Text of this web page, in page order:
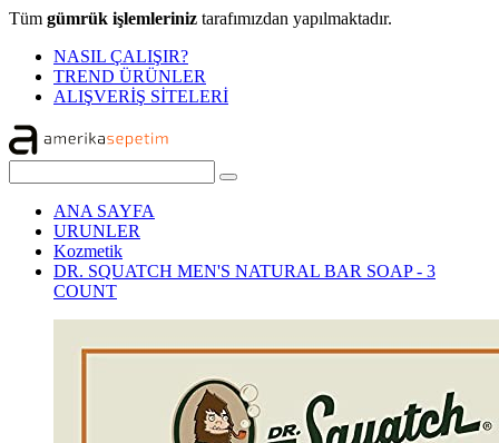
Tüm gümrük işlemleriniz tarafımızdan yapılmaktadır.
NASIL ÇALIŞIR?
TREND ÜRÜNLER
ALIŞVERİŞ SİTELERİ
ANA SAYFA
URUNLER
Kozmetik
DR. SQUATCH MEN'S NATURAL BAR SOAP - 3
COUNT